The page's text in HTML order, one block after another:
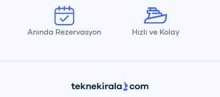
Anında Rezervasyon Hızlı ve Kolay